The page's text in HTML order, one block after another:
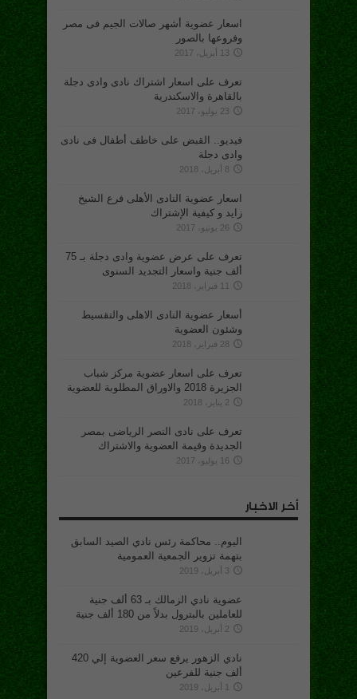
اسعار عضوية أشهر صالات الجيم فى مصر
وفروعها بالصور
13 أبريل، 2017
تعرف على اسعار اشتراك نادى وادى دجلة
بالقاهرة والاسكندرية
23 يوليو، 2017
فيديو.. القبض على خاطف أطفال فى نادى
وادى دجلة
8 أبريل، 2018
اسعار عضوية النادى الأهلى فرع الشيخ
زايد و كيفية الإشتراك
26 يونيو، 2017
تعرف على عرض عضوية وادى دجلة بـ 75
ألف جنية واسعار التجديد السنوى
11 فبراير، 2018
أسعار عضوية النادى الاهلى والتقسيط
وشئون العضوية
28 فبراير، 2018
تعرف على اسعار عضوية مركز شباب
الجزيرة 2018 والاوراق المطلوبة للعضوية
2 يناير، 2018
تعرف على نادى النصر الرياضى بمصر
الجديدة وقيمة العضوية والاشتراك
16 يوليو، 2017
أخر الاخبار
اليوم.. محاكمة رئس نادي الصيد السابق
بتهمة تزوير الجمعية العمومية
3 أبريل، 2019
عضوية نادي الزمالك بـ 63 ألف جنية
للعاملين بالبترول بدلاً من 180 ألف جنية
2 أبريل، 2019
نادي الزهور يرفع سعر العضوية إلي 420
ألف جنية للفرعين
1 أبريل، 2019